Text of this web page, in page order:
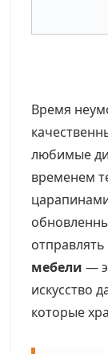
Время
любимые
временем
отправлять
мебели —
искусство
которые